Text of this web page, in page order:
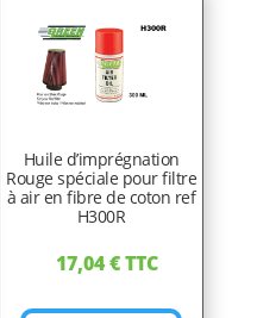
Huile d’imprégnation
Rouge spéciale pour filtre
à air en fibre de coton ref
H300R
17,04€TTC